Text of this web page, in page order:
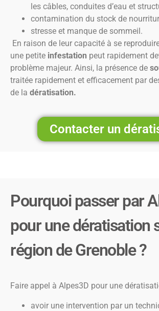
les câbles, conduites d’eau et
contamination du stock de
stresse et manque de sommeil.
En raison de leur capacité à se
une petite infestation peut rapidement
problème majeur. Ainsi, la présence de
traitée rapidement et efficacement par
de la dératisation.
Contacter un
Pourquoi passer par
pour une dératisation
région de Grenoble ?
Faire appel à Alpes3D pour une
avoir une intervention par un